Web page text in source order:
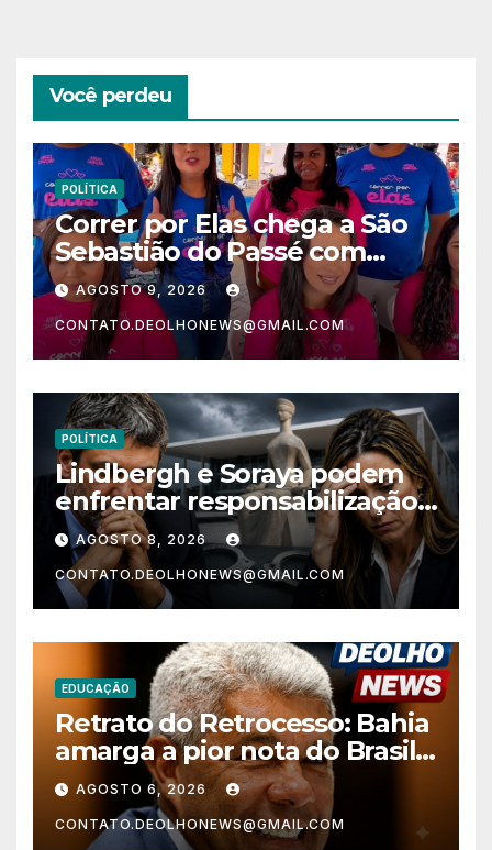
Você perdeu
POLÍTICA
Correr por Elas chega a São
Sebastião do Passé com
recorde de público e impacto
no comércio
AGOSTO 9, 2026
CONTATO.DEOLHONEWS@GMAIL.COM
POLÍTICA
Lindbergh e Soraya podem
enfrentar responsabilização
criminal após acusações
contra Alfredo Gaspar
AGOSTO 8, 2026
CONTATO.DEOLHONEWS@GMAIL.COM
EDUCAÇÃO
Retrato do Retrocesso: Bahia
amarga a pior nota do Brasil
nos anos finais do Ensino
Fundamental e a menor do
Nordeste no Ensino Médio
AGOSTO 6, 2026
CONTATO.DEOLHONEWS@GMAIL.COM